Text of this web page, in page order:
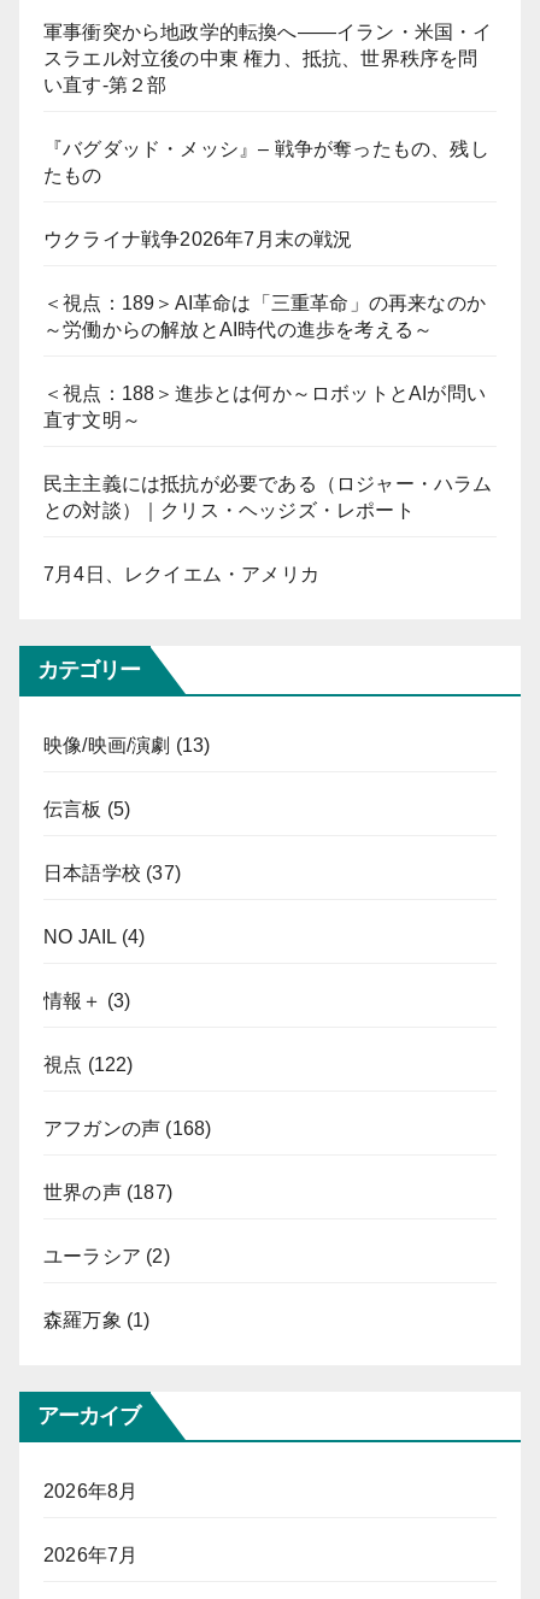
軍事衝突から地政学的転換へ――イラン・米国・イ
スラエル対立後の中東 権力、抵抗、世界秩序を問
い直す-第２部
『バグダッド・メッシ』– 戦争が奪ったもの、残し
たもの
ウクライナ戦争2026年7月末の戦況
＜視点：189＞AI革命は「三重革命」の再来なのか
～労働からの解放とAI時代の進歩を考える～
＜視点：188＞進歩とは何か～ロボットとAIが問い
直す文明～
民主主義には抵抗が必要である（ロジャー・ハラム
との対談）｜クリス・ヘッジズ・レポート
7月4日、レクイエム・アメリカ
カテゴリー
映像/映画/演劇 (13)
伝言板 (5)
日本語学校 (37)
NO JAIL (4)
情報＋ (3)
視点 (122)
アフガンの声 (168)
世界の声(187)
ユーラシア (2)
森羅万象 (1)
アーカイブ
2026年8月
2026年7月